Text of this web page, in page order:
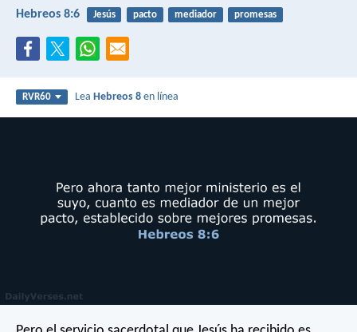
Hebreos 8:6 Jesús pacto mediador promesas
RVR60 LeaHebreos 8 en línea